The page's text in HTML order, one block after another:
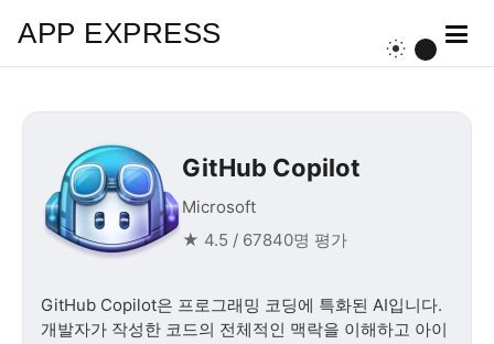
APP EXPRESS
GitHub Copilot
Microsoft
★ 4.5 / 67840명 평가
GitHub Copilot은 프로그래밍 코딩에 특화된 AI입니다.
개발자가 작성한 코드의 전체적인 맥락을 이해하고 아이